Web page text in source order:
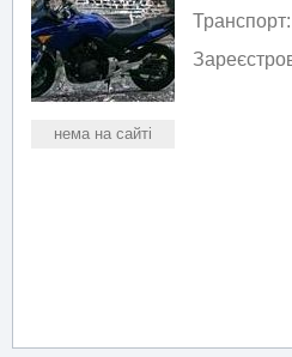
нема на сайті
Транспорт: